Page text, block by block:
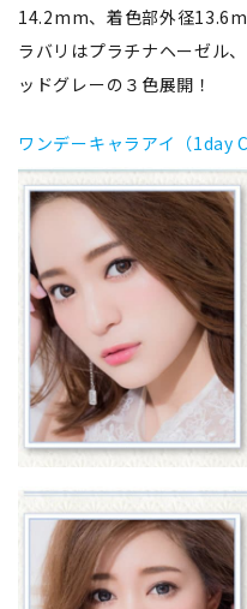
14.2mm、着色部外径
ラバリはプラチナヘーゼル
ッドグレーの３色展開！
ワンデーキャラアイ（1day